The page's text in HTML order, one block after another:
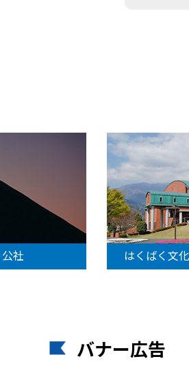
はくばく文化
バナー広告